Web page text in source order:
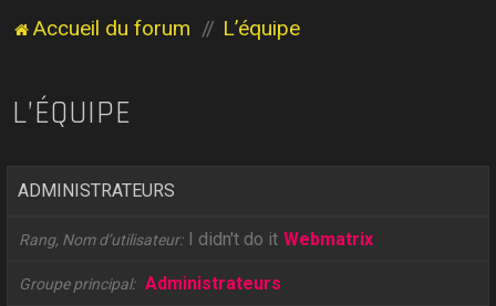
Accueil du forum L’équipe
L’ÉQUIPE
ADMINISTRATEURS
Rang, Nom d’utilisateur I didn't do it Webmatrix
Groupe principal Administrateurs